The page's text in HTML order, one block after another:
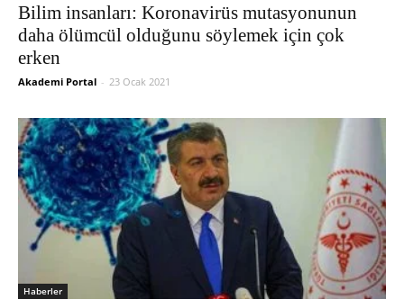
Bilim insanları: Koronavirüs mutasyonunun
daha ölümcül olduğunu söylemek için çok
erken
Akademi Portal - 23 Ocak 2021
Haberler